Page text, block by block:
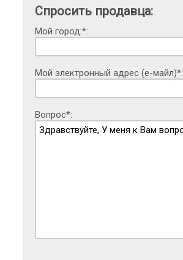
Спросить продавца:
Мой город:*:
Мой электронный адрес (е-майл)*:
Вопрос*: